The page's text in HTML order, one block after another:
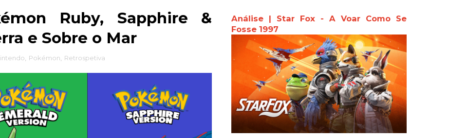
Ruby, Sapphire &
e Sobre o Mar
Pokémon Retrospetiva
Análise | Star Fox - A Voar Como Se
Fosse 1997